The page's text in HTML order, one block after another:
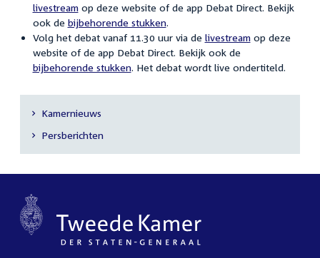
livestreamop deze website of de app Debat Direct. Bekijk
ook de bijbehorende stukken.
Volg het debat vanaf 11.30 uur via de livestreamop deze
website of de app Debat Direct. Bekijk ook de
bijbehorende stukken. Het debat wordt live ondertiteld.
Secundaire
navigatie
Kamernieuws
Persberichten